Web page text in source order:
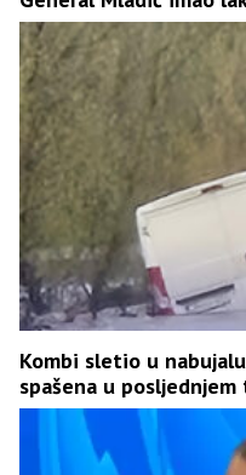
Kombi sletio u
spašena u